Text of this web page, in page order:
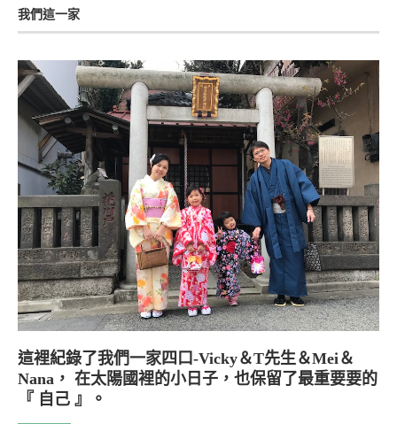
我們這一家
這裡紀錄了我們一家四口-Vicky＆T先生＆Mei＆
Nana， 在太陽國裡的小日子，也保留了最重要要的
『 自己 』。